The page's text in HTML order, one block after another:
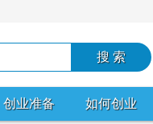
创业准备 如何创业